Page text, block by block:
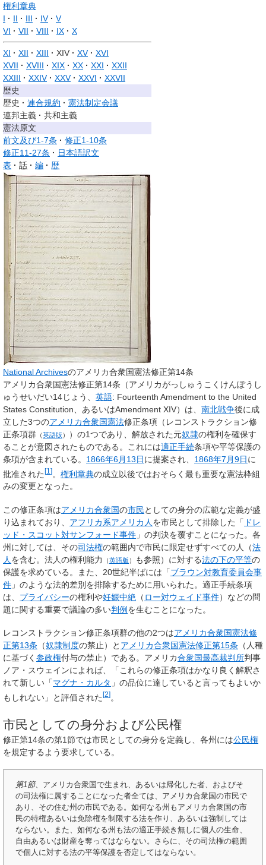
権利章典
I
II III IV
V
VI
VII VIII IX X
XI XII XIII XIV XV
XVI
XVII
XVIII XIX XX XXI
XXII
XXIII
XXIV XXV XXVI
XXVII
歴史
歴史
連合規約
憲法制定会議
連邦主義
共和主義
憲法原文
前文及び1-7条
修正1-10条
修正11-27条
日本語訳文
表
話 編 歴
National Archivesのアメリカ合衆国憲法修正第14条
アメリカ合衆国憲法修正第14条 （アメリカがっしゅうこくけんぽうし
ゅうせいだい14じょう、 英語: Fourteenth Amendment to the United
States Constitution 、あるいはAmendment XIV）は、 南北戦争後に成
立した3つのアメリカ合衆国憲法修正条項（ レコンストラクション修
正条項群 （英語版 ） ）の1つであり、解放された元奴隷の権利を確保す
ることが意図されたものである。これには適正手続条項や平等保護の
条項が含まれている。 1866年6月13日に提案され、 1868年7月9日に
批准された[1 ]。 権利章典の成立以後ではおそらく最も重要な憲法枠組
みの変更となった。
この修正条項はアメリカ合衆国の市民としての身分の広範な定義が盛
り込まれており、 アフリカ系アメリカ人 を市民として排除した「 ドレ
ッド・スコット対サンフォード事件 」の判決を覆すことになった。各
州に対しては、その司法権の範囲内で市民に限定せずすべての人（法
人 を含む。 法人の権利能力 （英語版 ） も参照）に対する法の下の平等の
保護を求めている。また、20世紀半ばには「ブラウン対教育委員会事
件 」のような法的差別を排除するために用いられた。適正手続条項
は、 プライバシーの権利や妊娠中絶 （ ロー対ウェイド事件）などの問
題に関する重要で議論の多い判例 を生むことになった。
レコンストラクション修正条項群の他の2つはアメリカ合衆国憲法修
正第13条 （奴隷制度の禁止）と アメリカ合衆国憲法修正第15条 （人種
に基づく 参政権付与の禁止）である。アメリカ合衆国最高裁判所判事
ノア・スウェインによれば、「これらの修正条項はかなり良く解釈さ
れて新しい「マグナ・カルタ 」の品位に達していると言ってもよいか
もしれない」と評価された [2] 。
市民としての身分および公民権
修正第14条の第1節では市民としての身分を定義し、各州には公民権
を規定するよう要求している。
第1節、アメリカ合衆国で生まれ、あるいは帰化した者、およびそ
の司法権に属することになった者全ては、アメリカ合衆国の市民で
あり、その住む州の市民である。如何なる州もアメリカ合衆国の市
民の特権あるいは免除権を制限する法を作り、あるいは強制しては
ならない。また、如何なる州も法の適正手続き無しに個人の生命、
自由あるいは財産を奪ってはならない。さらに、その司法権の範囲
で個人に対する法の平等保護を否定してはならない。